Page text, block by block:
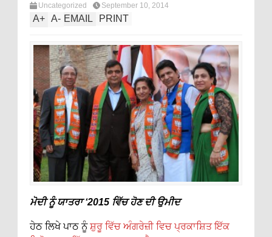
Uncategorized September 10, 2014
A+ A- EMAIL PRINT
ਮੋਦੀ ਨੂੰ ਯਾਤਰਾ ‘2015 ਵਿੱਚ ਹੋਣ ਦੀ ਉਮੀਦ
ਹੇਠ ਲਿਖੇ ਪਾਠ ਨੂੰਸ਼ੁਰੂ ਵਿੱਚ ਅੰਗਰੇਜ਼ੀ ਵਿਚ ਪ੍ਰਕਾਸ਼ਿਤ ਇੱਕ